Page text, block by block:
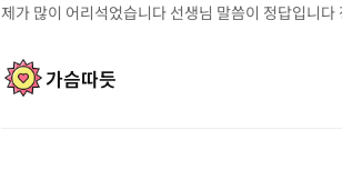
제가 많이 어리석었습니다 선생님 말씀이 정답입니
가슴따듯